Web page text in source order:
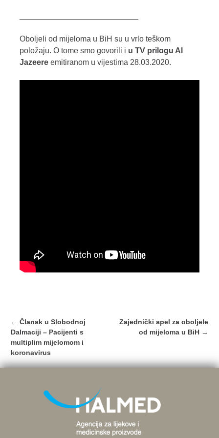
Oboljeli od mijeloma u BiH su u vrlo teškom
položaju. O tome smo govorili i u TV prilogu Al
Jazeere emitiranom u vijestima 28.03.2020.
Post
navigation
← Članak u Slobodnoj
Dalmaciji – Pacijenti s
multiplim mijelomom i
koronavirus
Zajednički apel za oboljele
od mijeloma u BiH →